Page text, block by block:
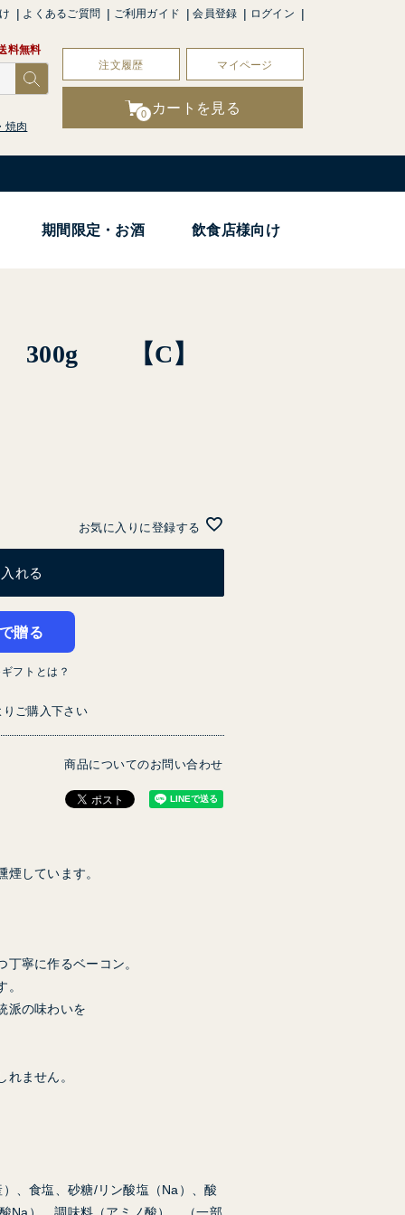
よくあるご質問 ご利用ガイド 会員登録 ログイン
料無料
焼肉
注文履歴 マイページ
カートを見る
0
期間限定・お酒 飲食店様向け
300g 【C】
お気に入りに登録する
れる
贈る
フトとは？
りご購入下さい
商品についてのお問い合わせ
しています。
寧に作るベーコン。
派の味わいを
ません。
、食塩、砂糖/リン酸塩（Na）、酸